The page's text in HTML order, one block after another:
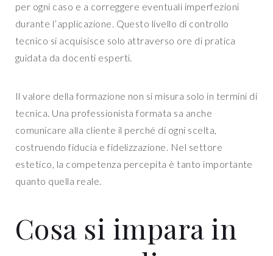
per ogni caso e a correggere eventuali imperfezioni
durante l’applicazione. Questo livello di controllo
tecnico si acquisisce solo attraverso ore di pratica
guidata da docenti esperti.
Il valore della formazione non si misura solo in termini di
tecnica. Una professionista formata sa anche
comunicare alla cliente il perché di ogni scelta,
costruendo fiducia e fidelizzazione. Nel settore
estetico, la competenza percepita è tanto importante
quanto quella reale.
Cosa si impara in